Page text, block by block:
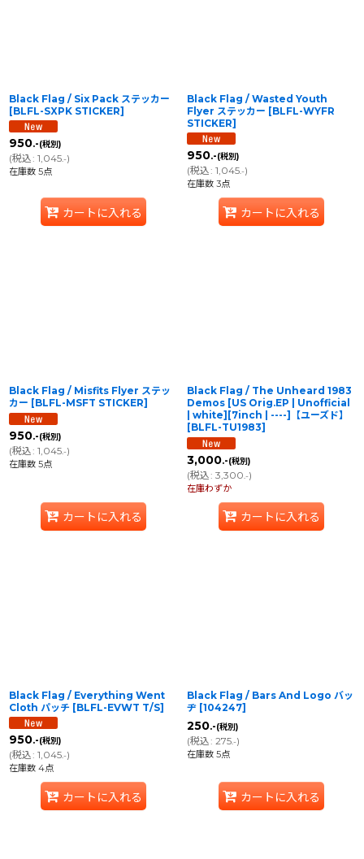
Black Flag / Six Pack ステッカー
[BLFL-SXPK STICKER]
950.-(税別)
(税込: 1,045.-)
在庫数 5点
カートに入れる
Black Flag / Wasted Youth
Flyer ステッカー [BLFL-WYFR
STICKER]
950.-(税別)
(税込: 1,045.-)
在庫数 3点
カートに入れる
Black Flag / Misfits Flyer ステッ
カー [BLFL-MSFT STICKER]
950.-(税別)
(税込: 1,045.-)
在庫数 5点
カートに入れる
Black Flag / The Unheard 1983
Demos [US Orig.EP | Unofficial
| white][7inch | ----]【ユーズド】
[BLFL-TU1983]
3,000.-(税別)
(税込: 3,300.-)
在庫わずか
カートに入れる
Black Flag / Everything Went
Cloth パッチ [BLFL-EVWT T/S]
950.-(税別)
(税込: 1,045.-)
在庫数 4点
カートに入れる
Black Flag / Bars And Logo バッ
ヂ [104247]
250.-(税別)
(税込: 275.-)
在庫数 5点
カートに入れる